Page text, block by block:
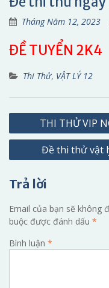
Tháng Năm 12, 2023
ĐỀ TUYỂN 2K4
Thi Thử, VẬT LÝ 12
Điều
hướng
THI THỬ VIP
Đề thi thử vật
Trả lời
Email của bạn sẽ không
buộc được đánh dấu *
Bình luận *